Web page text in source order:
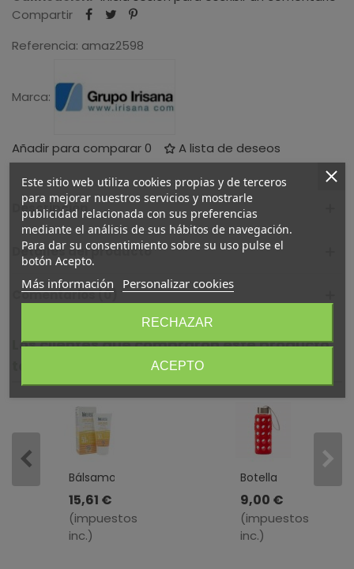
Compartir
Referencia: amaz2598
Marca:
Añadir para comparar0 A lista de deseos
Descripción
Detalles del producto
Comentarios (0)
Los clientes que compraron este producto
también compraron:
Bálsamo
Solar
Biológico
Rostro Y
Zonas
15,61 €
(impuestos
inc.)
Botella
De
Agua
Reutilizable
De
9,00 €
(impuestos
inc.)
Este sitio web utiliza cookies propias y de terceros
para mejorar nuestros servicios y mostrarle
publicidad relacionada con sus preferencias
mediante el análisis de sus hábitos de navegación.
Para dar su consentimiento sobre su uso pulse el
botón Acepto.
Más información Personalizar cookies
RECHAZAR
ACEPTO